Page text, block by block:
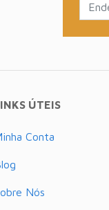
ÚTEIS
Conta
Nós